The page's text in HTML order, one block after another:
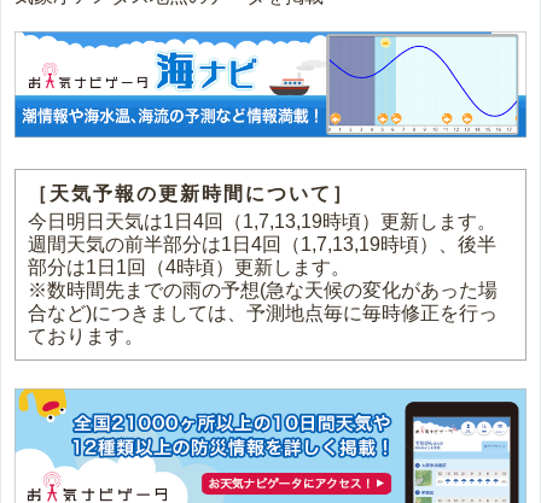
［天気予報の更新時間について］
今日明日天気は1日4回（1,7,13,19時頃）更新します。
週間天気の前半部分は1日4回（1,7,13,19時頃）、後半
部分は1日1回（4時頃）更新します。
※数時間先までの雨の予想(急な天候の変化があった場
合など)につきましては、予測地点毎に毎時修正を行っ
ております。